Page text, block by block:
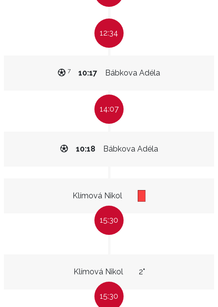
12:34
Bábkova Adéla
10:17
7
14:07
Bábkova Adéla
10:18
Klímová Nikol
15:30
Klímová Nikol 2"
15:30